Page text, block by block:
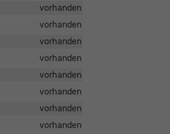
vorhanden
vorhanden
vorhanden
vorhanden
vorhanden
vorhanden
vorhanden
vorhanden